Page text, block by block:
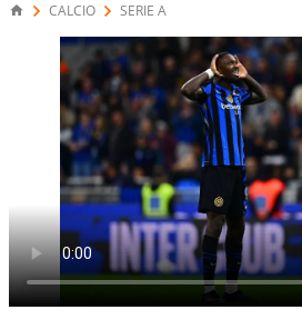
CALCIO SERIE A